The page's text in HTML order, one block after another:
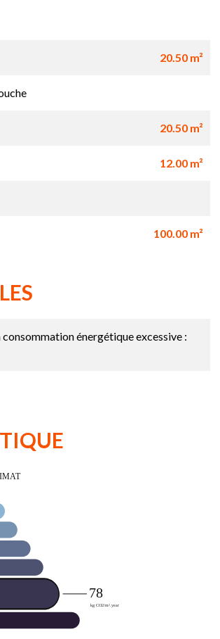
20.50 m²
20.50 m²
12.00 m²
100.00 m²
consommation énergétique excessive :